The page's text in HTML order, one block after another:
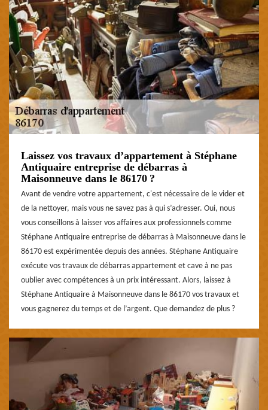
Laissez vos travaux d’appartement à Stéphane
Antiquaire entreprise de débarras à
Maisonneuve dans le 86170 ?
Avant de vendre votre appartement, c'est nécessaire de le vider et
de la nettoyer, mais vous ne savez pas à qui s’adresser. Oui, nous
vous conseillons à laisser vos affaires aux professionnels comme
Stéphane Antiquaire entreprise de débarras à Maisonneuve dans le
86170 est expérimentée depuis des années. Stéphane Antiquaire
exécute vos travaux de débarras appartement et cave à ne pas
oublier avec compétences à un prix intéressant. Alors, laissez à
Stéphane Antiquaire à Maisonneuve dans le 86170 vos travaux et
vous gagnerez du temps et de l’argent. Que demandez de plus ?